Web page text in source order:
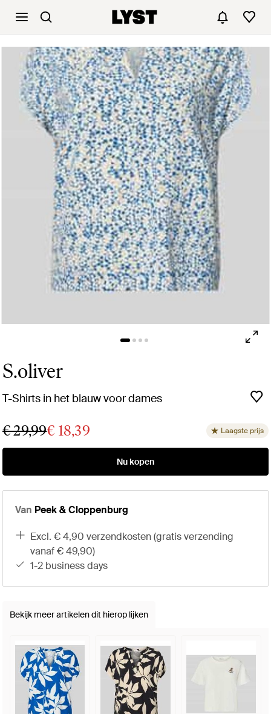
S.oliver
T-Shirts in het blauw voor dames
€ 29,99€ 18,39 Laagste prijs
Nu kopen
Van Peek & Cloppenburg
excl. € 4,90 verzendkosten (gratis verzending
vanaf € 49,90)
1-2 business days
Bekijk meer artikelen dit hierop lijken